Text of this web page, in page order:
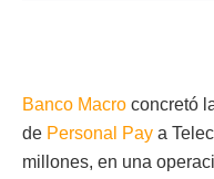
Banco Macro concretó
de Personal Pay a
millones, en una